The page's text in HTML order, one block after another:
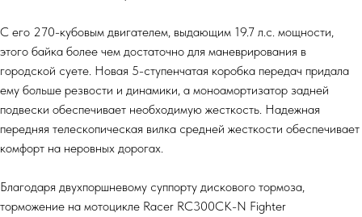
С его 270-кубовым двигателем, выдающим 19.7 л.с. мощности,
этого байка более чем достаточно для маневрирования в
городской суете. Новая 5-ступенчатая коробка передач придала
ему больше резвости и динамики, а моноамортизатор задней
подвески обеспечивает необходимую жесткость. Надежная
передняя телескопическая вилка средней жесткости обеспечивает
комфорт на неровных дорогах.
Благодаря двухпоршневому суппорту дискового тормоза,
торможение на мотоцикле Racer RC300CK-N Fighter